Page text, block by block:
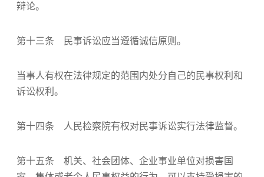
辩论。
第十三条 民事诉讼应当遵循诚信原则。
当事人有权在法律规定的范围内处分自己的民事权利和
诉讼权利。
第十四条 人民检察院有权对民事诉讼实行法律监督。
第十五条 机关、社会团体、企业事业单位对损害国